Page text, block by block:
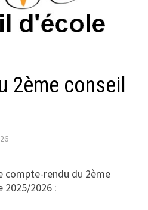
2ème conseil
compte-rendu du 2ème
2025/2026 :